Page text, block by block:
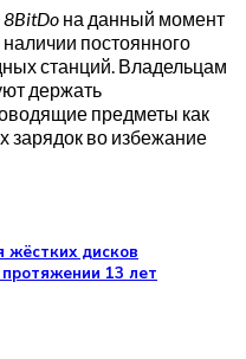
8BitDo на данный момент
постоянного
станций. Владельцам
держать
предметы как
зарядок во избежание
жёстких дисков
13 лет